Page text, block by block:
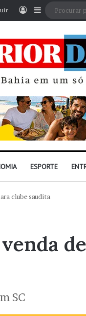
EntrarBarra
ESPORTE
clube saudita
SC